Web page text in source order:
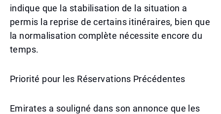
indique que la stabilisation de la situation a
permis la reprise de certains itinéraires, bien que
la normalisation complète nécessite encore du
temps.
Priorité pour les Réservations Précédentes
Emirates a souligné dans son annonce que les